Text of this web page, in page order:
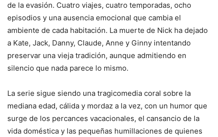
de la evasión. Cuatro viajes, cuatro temporadas, ocho
episodios y una ausencia emocional que cambia el
ambiente de cada habitación. La muerte de Nick ha dejado
a Kate, Jack, Danny, Claude, Anne y Ginny intentando
preservar una vieja tradición, aunque admitiendo en
silencio que nada parece lo mismo.
La serie sigue siendo una tragicomedia coral sobre la
mediana edad, cálida y mordaz a la vez, con un humor que
surge de los percances vacacionales, el cansancio de la
vida doméstica y las pequeñas humillaciones de quienes